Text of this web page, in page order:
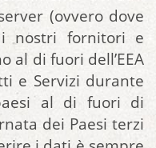
(ovvero dove
nostri fornitori e
al di fuori dell’EEA
e Servizi durante
al di fuori di
dei Paesi terzi